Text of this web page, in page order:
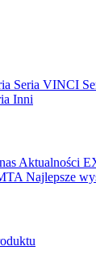
Seria VINCI
Inni
Aktualności
Najlepsze